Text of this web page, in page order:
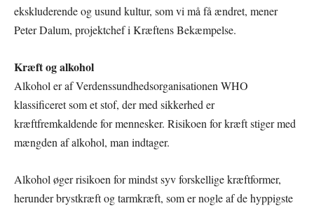
ekskluderende og usund kultur, som vi må få ændret, mener
Peter Dalum, projektchef i Kræftens Bekæmpelse.
Kræft og alkohol
Alkohol er af Verdenssundhedsorganisationen WHO
klassificeret som et stof, der med sikkerhed er
kræftfremkaldende for mennesker. Risikoen for kræft stiger med
mængden af alkohol, man indtager.
Alkohol øger risikoen for mindst syv forskellige kræftformer,
herunder brystkræft og tarmkræft, som er nogle af de hyppigste